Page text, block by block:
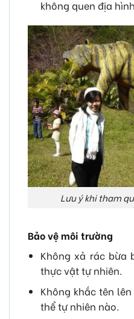
không quen địa
Lưu ý khi tham
Bảo vệ môi trường
Không xả rác bừa
thực vật tự nhiên.
Không khắc tên
thể tự nhiên nào.